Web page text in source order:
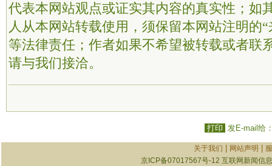
代表本网站观点或证实其内容的真实性；如
人从本网站转载使用，须保留本网站注明的
等法律责任；作者如果不希望被转载或者联
请与我们接洽。
打印 发E-mail给
关于我们 网站声明
京ICP备07017567号-12 互联网新闻信